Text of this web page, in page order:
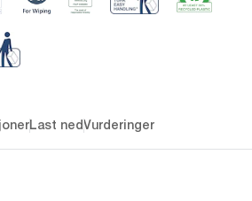
Last nedVurderinger